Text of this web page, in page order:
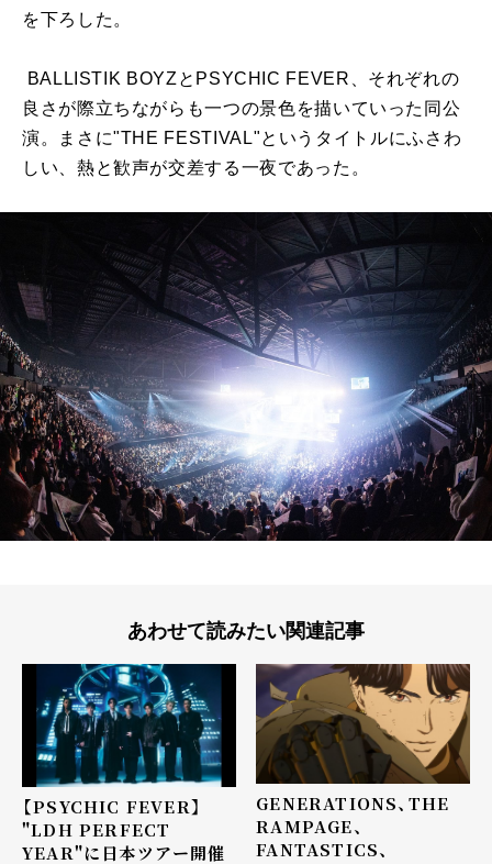
を下ろした。
BALLISTIK BOYZ と PSYCHIC FEVER 、それぞれの
良さが際立ちながらも一つの景色を描いていった同公
演。まさに"THE FESTIVAL"というタイトルにふさわ
しい、熱と歓声が交差する一夜であった。
あわせて読みたい関連記事
【PSYCHIC FEVER】
"LDH PERFECT
YEAR"に日本ツアー開催
GENERATIONS、THE
RAMPAGE、
FANTASTICS、